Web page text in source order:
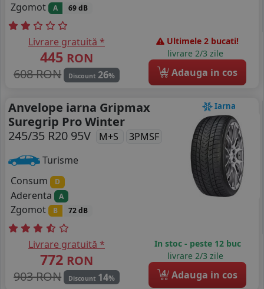
Zgomot A 69 dB
Livrare gratuită *
445 RON
608 RON
Discount 26%
Ultimele 2 bucati!
livrare 2/3 zile
4 Adauga in cos
Iarna
Anvelope iarna Gripmax
Suregrip Pro Winter
245/35 R20 95V
M+S
3PMSF
Turisme
Consum
D
Aderenta A
Zgomot B 72 dB
Livrare gratuită *
772 RON
903 RON
Discount 14%
In stoc - peste 12 buc
livrare 2/3 zile
4 Adauga in cos